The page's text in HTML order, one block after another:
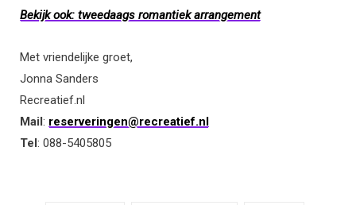
Bekijk ook: tweedaags romantiek arrangement
Met vriendelijke groet,
Jonna Sanders
Recreatief.nl
Mail: reserveringen@recreatief.nl
Tel: 088-5405805